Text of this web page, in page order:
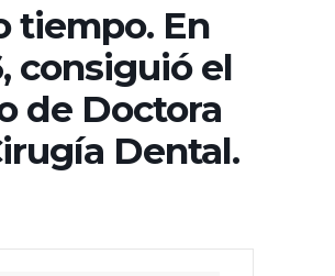
tiempo. En
consiguió el
de Doctora
Dental.